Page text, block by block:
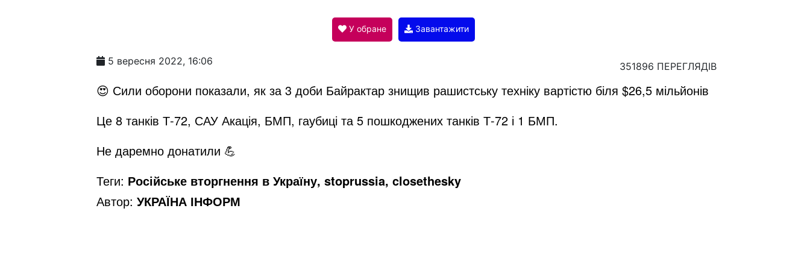
V
d
У обране Завантажити
5 вересня 2022, 16:06 351896 ПЕРЕГЛЯДІВ
😍 Сили оборони показали, як за 3 доби Байрактар знищив рашистську техніку вартістю біля $26,5 мільйонів
Це 8 танків Т-72, САУ Акація, БМП, гаубиці та 5 пошкоджених танків Т-72 і 1 БМП.
Не даремно донатили 💪
Теги: Російське вторгнення в Україну, stoprussia, closethesky
Автор: УКРАЇНА ІНФОРМ